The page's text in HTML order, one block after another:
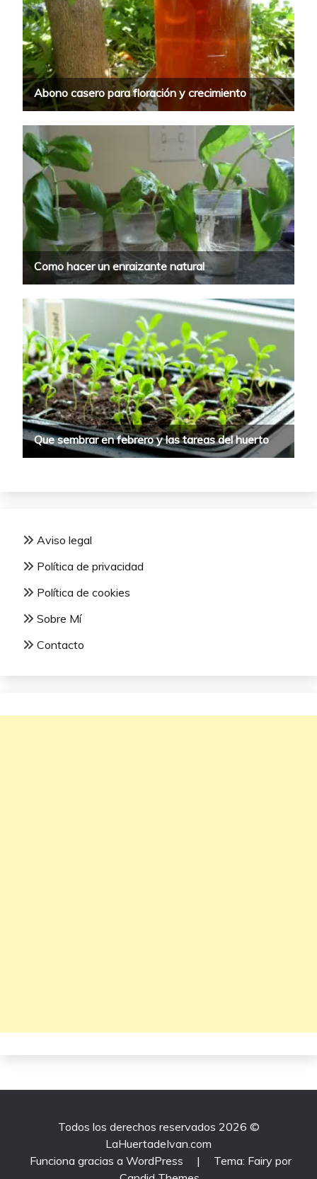
Aviso legal
Política de privacidad
Política de cookies
Sobre Mí
Contacto
Todos los derechos reservados 2026 ©
LaHuertadeIvan.com
Funciona gracias a WordPress
|
Tema: Fairy por